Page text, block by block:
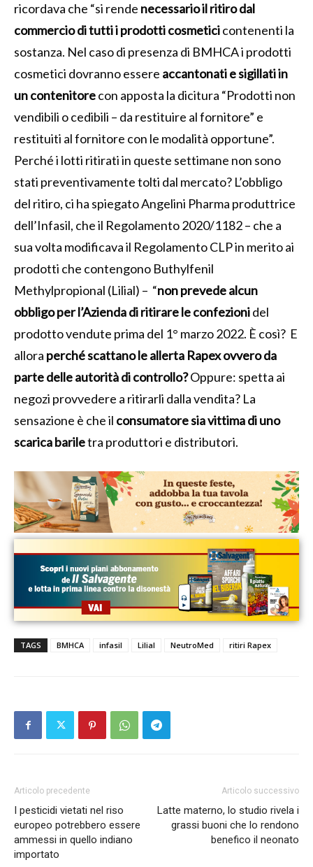
ricordava che “si rende necessario il ritiro dal
commercio di tutti i prodotti cosmeticicontenenti la
sostanza. Nel caso di presenza di BMHCA i prodotti
cosmetici dovranno essere accantonati e sigillati in
un contenitorecon apposta la dicitura “Prodotti non
vendibili o cedibili – da restituire al fornitore” e
restituiti al fornitore con le modalità opportune”.
Perché i lotti ritirati in queste settimane non sono
stati preventivamente tolti dal mercato? L’obbligo
del ritiro, ci ha spiegato Angelini Pharma produttrice
dell’Infasil, che il Regolamento 2020/1182 – che a
sua volta modificava il Regolamento CLP in merito ai
prodotti che contengono Buthylfenil
Methylpropional (Lilial) – “non prevede alcun
obbligo per l’Azienda di ritirare le confezionidel
prodotto vendute prima del 1° marzo 2022. È così? E
allora perché scattano le allerta Rapex ovvero da
parte delle autorità di controllo?Oppure: spetta ai
negozi provvedere a ritirarli dalla vendita? La
sensazione è che il consumatore sia vittima di uno
scarica bariletra produttori e distributori.
TAGS BMHCA infasil Lilial NeutroMed ritiri Rapex
Articolo precedente
I pesticidi vietati nel riso
europeo potrebbero essere
ammessi in quello indiano
importato
Articolo successivo
Latte materno, lo studio rivela i
grassi buoni che lo rendono
benefico il neonato